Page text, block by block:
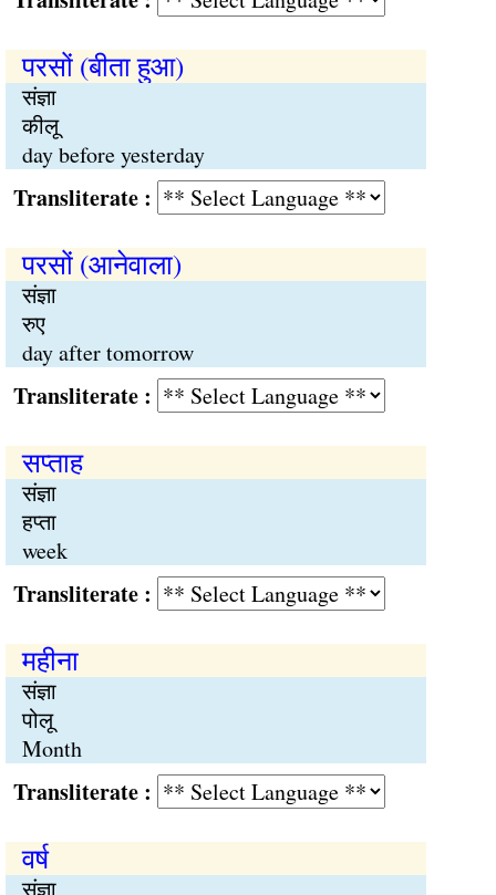
परसों (बीता हुआ)
संज्ञा
कीलू
day before yesterday
:
परसों (आनेवाला)
संज्ञा
रुए
day after tomorrow
:
सप्ताह
संज्ञा
हप्ता
week
:
महीना
संज्ञा
पोलू
Month
:
वर्ष
संज्ञा